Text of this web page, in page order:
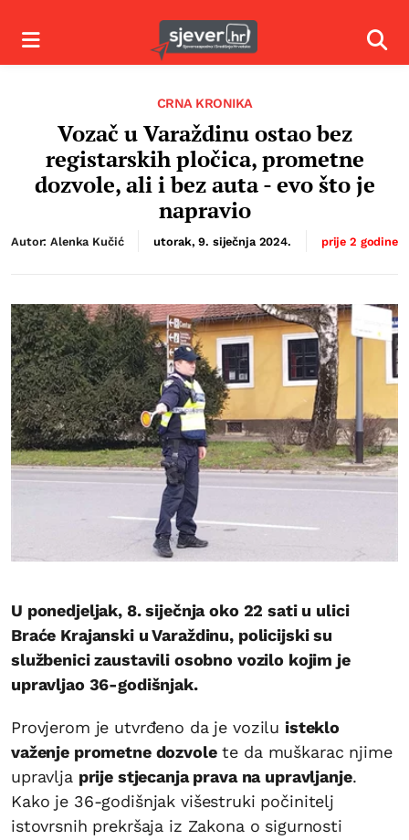
Izbornik
CRNA KRONIKA
Vozač u Varaždinu ostao bez
registarskih pločica, prometne
dozvole, ali i bez auta - evo što je
napravio
Autor: Alenka Kučić utorak, 9. siječnja 2024. prije 2 godine
U ponedjeljak, 8. siječnja oko 22 sati u ulici
Braće Krajanski u Varaždinu, policijski su
službenici zaustavili osobno vozilo kojim je
upravljao 36-godišnjak.
Provjerom je utvrđeno da je vozilu isteklo
važenje prometne dozvolete da muškarac njime
upravlja prije stjecanja prava na upravljanje.
Kako je 36-godišnjak višestruki počinitelj
istovrsnih prekršaja iz Zakona o sigurnosti